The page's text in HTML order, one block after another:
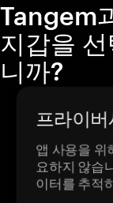
Tangem
지갑을
니까?
프라이버
앱 사용을 위
요하지 않습
이터를 추적